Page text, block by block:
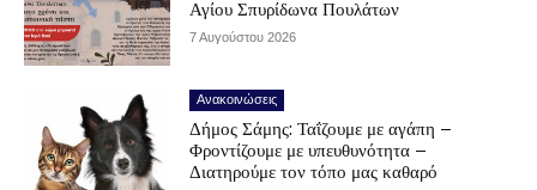
Αγίου Σπυρίδωνα Πουλάτων
7 Αυγούστου 2026
Ανακοινώσεις
Δήμος Σάμης: Ταΐζουμε με αγάπη –
Φροντίζουμε με υπευθυνότητα –
Διατηρούμε τον τόπο μας καθαρό